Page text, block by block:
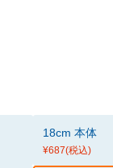
18cm 本体
¥687(税込)